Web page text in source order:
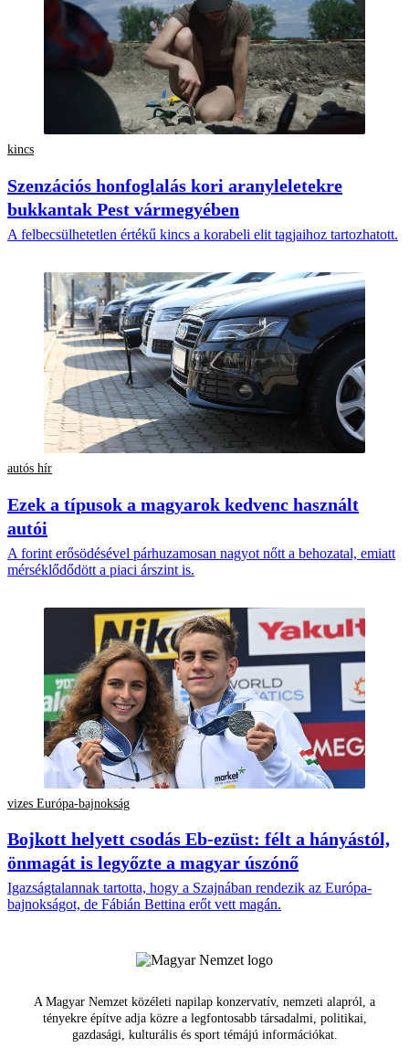
kincs
Szenzációs honfoglalás kori aranyleletekre
bukkantak Pest vármegyében
A felbecsülhetetlen értékű kincs a korabeli elit tagjaihoz tartozhatott.
autós hír
Ezek a típusok a magyarok kedvenc használt
autói
A forint erősödésével párhuzamosan nagyot nőtt a behozatal, emiatt
mérséklődődött a piaci árszint is.
vizes Európa-bajnokság
Bojkott helyett csodás Eb-ezüst: félt a hányástól,
önmagát is legyőzte a magyar úszónő
Igazságtalannak tartotta, hogy a Szajnában rendezik az Európa-
bajnokságot, de Fábián Bettina erőt vett magán.
A Magyar Nemzet közéleti napilap konzervatív, nemzeti alapról, a
tényekre építve adja közre a legfontosabb társadalmi, politikai,
gazdasági, kulturális és sport témájú információkat.